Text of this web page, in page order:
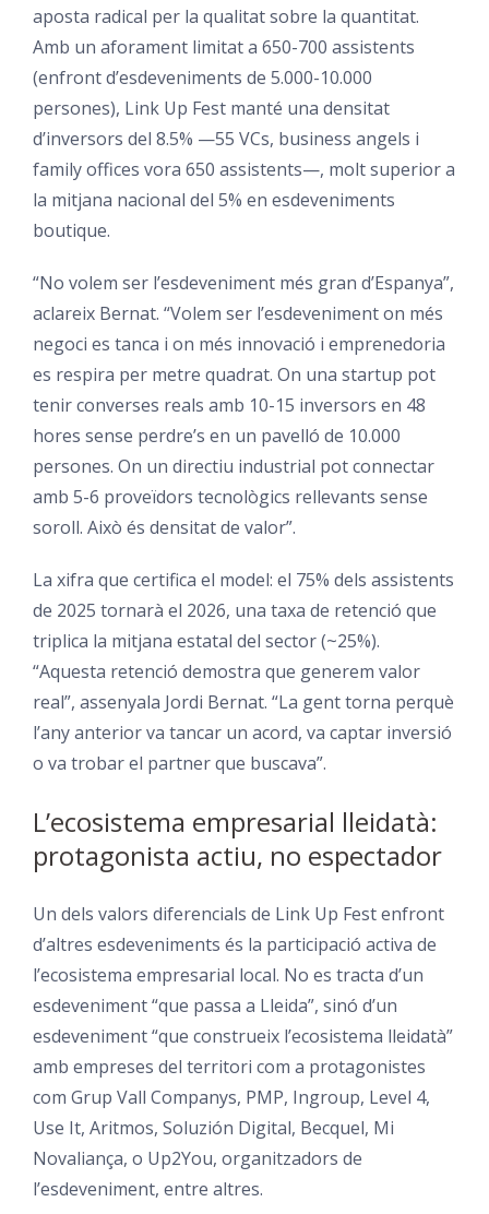
aposta radical per la qualitat sobre la quantitat.
Amb un aforament limitat a 650-700 assistents
(enfront d’esdeveniments de 5.000-10.000
persones), Link Up Fest manté una densitat
d’inversors del 8.5% —55 VCs, business angels i
family offices vora 650 assistents—, molt superior a
la mitjana nacional del 5% en esdeveniments
boutique.
“No volem ser l’esdeveniment més gran d’Espanya”,
aclareix Bernat. “Volem ser l’esdeveniment on més
negoci es tanca i on més innovació i emprenedoria
es respira per metre quadrat. On una startup pot
tenir converses reals amb 10-15 inversors en 48
hores sense perdre’s en un pavelló de 10.000
persones. On un directiu industrial pot connectar
amb 5-6 proveïdors tecnològics rellevants sense
soroll. Això és densitat de valor”.
La xifra que certifica el model: el 75% dels assistents
de 2025 tornarà el 2026, una taxa de retenció que
triplica la mitjana estatal del sector (~25%).
“Aquesta retenció demostra que generem valor
real”, assenyala Jordi Bernat. “La gent torna perquè
l’any anterior va tancar un acord, va captar inversió
o va trobar el partner que buscava”.
L’ecosistema empresarial lleidatà:
protagonista actiu, no espectador
Un dels valors diferencials de Link Up Fest enfront
d’altres esdeveniments és la participació activa de
l’ecosistema empresarial local. No es tracta d’un
esdeveniment “que passa a Lleida”, sinó d’un
esdeveniment “que construeix l’ecosistema lleidatà”
amb empreses del territori com a protagonistes
com Grup Vall Companys, PMP, Ingroup, Level 4,
Use It, Aritmos, Soluzión Digital, Becquel, Mi
Novaliança, o Up2You, organitzadors de
l’esdeveniment, entre altres.